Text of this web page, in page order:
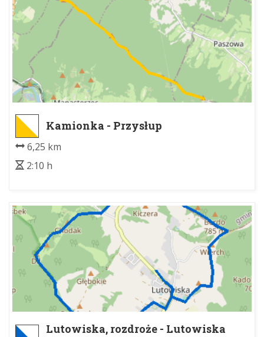
Kamionka - Przysłup
6,25 km
2:10 h
Lutowiska, rozdroże - Lutowiska